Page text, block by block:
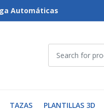
Automáticas
TAZAS PLANTILLAS 3D